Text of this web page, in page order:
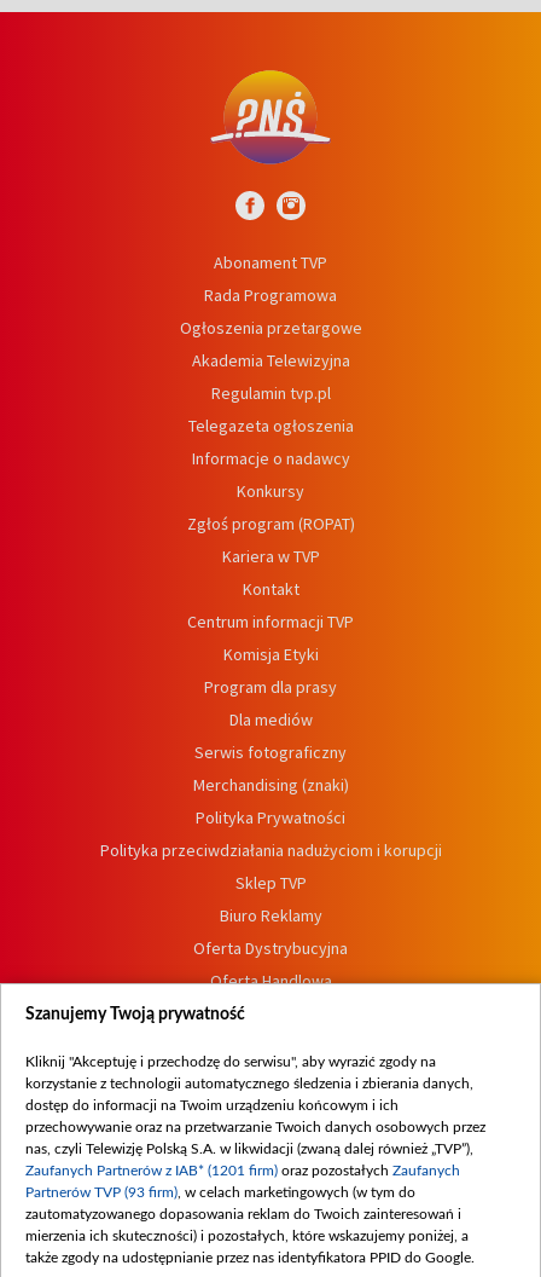
Abonament TVP
Rada Programowa
Ogłoszenia przetargowe
Akademia Telewizyjna
Regulamin tvp.pl
Telegazeta ogłoszenia
Informacje o nadawcy
Konkursy
Zgłoś program (ROPAT)
Kariera w TVP
Kontakt
Centrum informacji TVP
Komisja Etyki
Program dla prasy
Dla mediów
Serwis fotograficzny
Merchandising (znaki)
Polityka Prywatności
Polityka przeciwdziałania nadużyciom i korupcji
Sklep TVP
Biuro Reklamy
Oferta Dystrybucyjna
Oferta Handlowa
Dostępność
Procedura zgłoszeń wewnętrznych
Szanujemy Twoją prywatność
Kliknij "Akceptuję i przechodzę do serwisu", aby wyrazić zgody na
korzystanie z technologii automatycznego śledzenia i zbierania danych,
dostęp do informacji na Twoim urządzeniu końcowym i ich
przechowywanie oraz na przetwarzanie Twoich danych osobowych przez
nas, czyli Telewizję Polską S.A. w likwidacji (zwaną dalej również „TVP”),
Zaufanych Partnerów z IAB* (1201 firm) oraz pozostałych Zaufanych
Partnerów TVP (93 firm) , w celach marketingowych (w tym do
zautomatyzowanego dopasowania reklam do Twoich zainteresowań i
mierzenia ich skuteczności) i pozostałych, które wskazujemy poniżej, a
także zgody na udostępnianie przez nas identyfikatora PPID do Google.